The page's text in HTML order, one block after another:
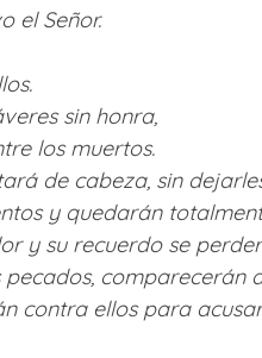
el Señor.
sin honra,
los muertos.
de cabeza, sin
y quedarán
y su recuerdo se
pecados, comparecerán
contra ellos para